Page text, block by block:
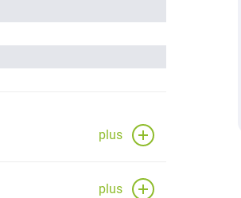
plus
plus